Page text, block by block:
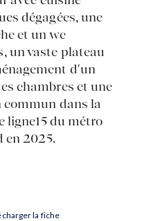
dégagées, une
et un wc
un vaste plateau
d'un
chambres et une
commun dans la
ligne15 du métro
en 2025.
la fiche